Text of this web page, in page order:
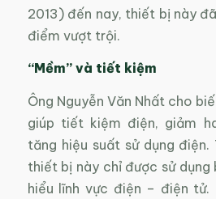
2013) đến nay, thiết bị này
điểm vượt trội.
“Mềm” và tiết kiệm
Ông Nguyễn Văn Nhất cho
giúp tiết kiệm điện, giảm
tăng hiệu suất sử dụng điện.
thiết bị này chỉ được sử dụng
hiểu lĩnh vực điện – điện tử.